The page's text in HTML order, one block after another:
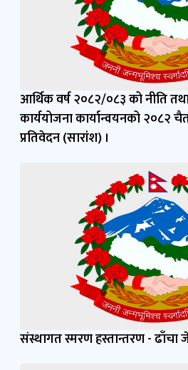
आर्थिक वर्ष २०८२/०८३ को नीति
कार्ययोजना कार्यान्वयनको २०८२
प्रतिवेदन (सारांश) ।
संस्थागत स्मरण हस्तान्तरण - ढाँचा